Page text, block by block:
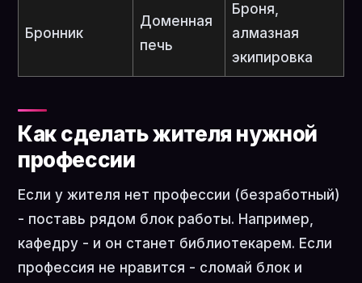
Бронник
Доменная
печь
Броня,
алмазная
экипировка
Как сделать жителя нужной
профессии
Если у жителя нет профессии (безработный)
- поставь рядом блок работы. Например,
кафедру - и он станет библиотекарем. Если
профессия не нравится - сломай блок и